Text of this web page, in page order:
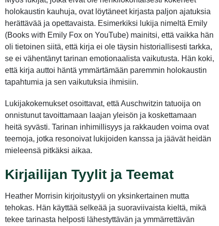
holokaustin kauhuja, ovat löytäneet kirjasta paljon ajatuksia
herättävää ja opettavaista. Esimerkiksi lukija nimeltä Emily
(Books with Emily Fox on YouTube) mainitsi, että vaikka hän
oli tietoinen siitä, että kirja ei ole täysin historiallisesti tarkka,
se ei vähentänyt tarinan emotionaalista vaikutusta. Hän koki,
että kirja auttoi häntä ymmärtämään paremmin holokaustin
tapahtumia ja sen vaikutuksia ihmisiin.
Lukijakokemukset osoittavat, että Auschwitzin tatuoija on
onnistunut tavoittamaan laajan yleisön ja koskettamaan
heitä syvästi. Tarinan inhimillisyys ja rakkauden voima ovat
teemoja, jotka resonoivat lukijoiden kanssa ja jäävät heidän
mieleensä pitkäksi aikaa.
Kirjailijan Tyylit ja Teemat
Heather Morrisin kirjoitustyyli on yksinkertainen mutta
tehokas. Hän käyttää selkeää ja suoraviivaista kieltä, mikä
tekee tarinasta helposti lähestyttävän ja ymmärrettävän